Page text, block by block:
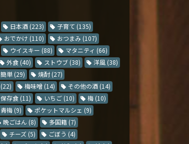
日本酒 (223) 子育て (135)
おでかけ (110) おつまみ (107)
ウイスキー (88) マタニティ (66)
外食 (40) ストウブ (38) 洋風 (38)
簡単 (29) 焼酎 (27)
(22) 梅味噌 (14) その他の酒 (14)
保存食 (11) いちご (10) 梅 (10)
青梅 (9) ポケットマルシェ (9)
晩ごはん (8) 多国籍 (7)
チーズ (5) ごぼう (4)